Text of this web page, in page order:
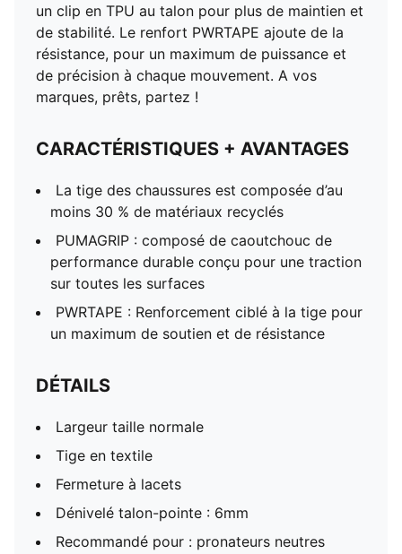
un clip en TPU au talon pour plus de maintien et
de stabilité. Le renfort PWRTAPE ajoute de la
résistance, pour un maximum de puissance et
de précision à chaque mouvement. A vos
marques, prêts, partez !
CARACTÉRISTIQUES + AVANTAGES
La tige des chaussures est composée d’au
moins 30 % de matériaux recyclés
PUMAGRIP : composé de caoutchouc de
performance durable conçu pour une traction
sur toutes les surfaces
PWRTAPE : Renforcement ciblé à la tige pour
un maximum de soutien et de résistance
DÉTAILS
Largeur taille normale
Tige en textile
Fermeture à lacets
Dénivelé talon-pointe : 6mm
Recommandé pour : pronateurs neutres